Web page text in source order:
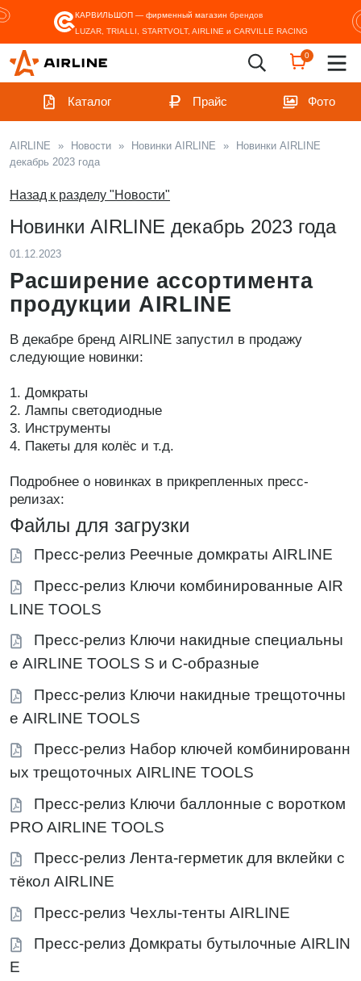
КАРВИЛЬШОП — фирменный магазин брендов
LUZAR, TRIALLI, STARTVOLT, AIRLINE и CARVILLE RACING
0
Каталог Прайс Фото
AIRLINE » Новости » Новинки AIRLINE »
Новинки AIRLINE
декабрь 2023 года
Назад к разделу "Новости"
Новинки AIRLINE декабрь 2023 года
01.12.2023
Расширение ассортимента
продукции AIRLINE
В декабре бренд AIRLINE запустил в продажу
следующие новинки:
1. Домкраты
2. Лампы светодиодные
3. Инструменты
4. Пакеты для колёс и т.д.
Подробнее о новинках в прикрепленных пресс-
релизах:
Файлы для загрузки
Пресс-релиз Реечные домкраты AIRLINE
Пресс-релиз Ключи комбинированные AIR
LINE TOOLS
Пресс-релиз Ключи накидные специальны
е AIRLINE TOOLS S и C-образные
Пресс-релиз Ключи накидные трещоточны
е AIRLINE TOOLS
Пресс-релиз Набор ключей комбинированн
ых трещоточных AIRLINE TOOLS
Пресс-релиз Ключи баллонные с воротком
PRO AIRLINE TOOLS
Пресс-релиз Лента-герметик для вклейки с
тёкол AIRLINE
Пресс-релиз Чехлы-тенты AIRLINE
Пресс-релиз Домкраты бутылочные AIRLIN
E